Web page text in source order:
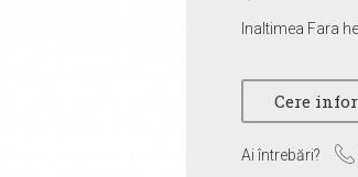
Inaltimea Fara
Ai întrebări?